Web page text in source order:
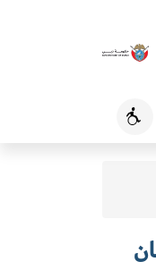
Accessibility